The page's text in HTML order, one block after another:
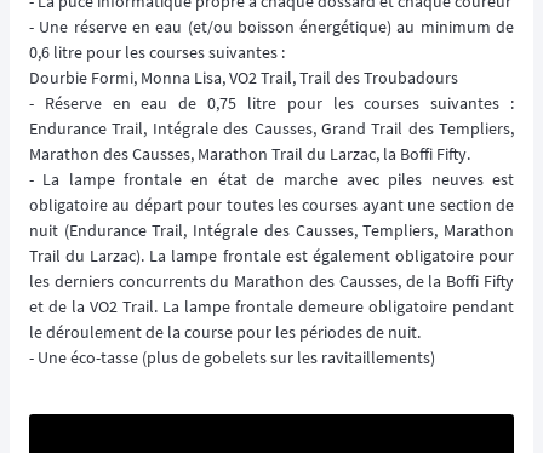
- Une réserve en eau (et/ou boisson énergétique) au minimum de
0,6 litre pour les courses suivantes :
Dourbie Formi, Monna Lisa, VO2 Trail, Trail des Troubadours
- Réserve en eau de 0,75 litre pour les courses suivantes :
Endurance Trail, Intégrale des Causses, Grand Trail des Templiers,
Marathon des Causses, Marathon Trail du Larzac, la Boffi Fifty.
- La lampe frontale en état de marche avec piles neuves est
obligatoire au départ pour toutes les courses ayant une section de
nuit (Endurance Trail, Intégrale des Causses, Templiers, Marathon
Trail du Larzac). La lampe frontale est également obligatoire pour
les derniers concurrents du Marathon des Causses, de la Boffi Fifty
et de la VO2 Trail. La lampe frontale demeure obligatoire pendant
le déroulement de la course pour les périodes de nuit.
- Une éco-tasse (plus de gobelets sur les ravitaillements)